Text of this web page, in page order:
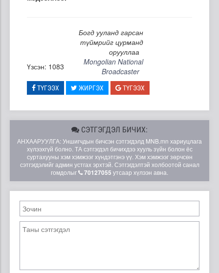
Богд ууланд гарсан
түймрийг цурманд
орууллаа
Үзсэн: 1083
Mongolian National
Broadcaster
ТҮГЭЭХ ЖИРГЭХ ТҮГЭЭХ
СЭТГЭГДЭЛ БИЧИХ:
АНХААРУУЛГА: Уншигчдын бичсэн сэтгэгдэлд MNB.mn хариуцлага
хүлээхгүй болно. ТА сэтгэгдэл бичихдээ хууль зүйн болон ёс
суртахууны хэм хэмжээг хүндэтгэнэ үү. Хэм хэмжээг зөрчсөн
сэтгэгдэлийг админ устгах эрхтэй. Сэтгэгдэлтэй холбоотой санал
гомдолыг
70127055 утсаар хүлээн авна.